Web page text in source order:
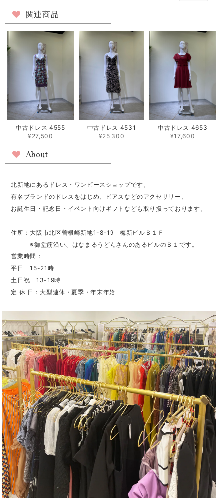
関連商品
中古ドレス 4555
¥27,500
中古ドレス 4531
¥25,300
中古ドレス 4653
¥17,600
About
北新地にあるドレス・ワンピースショップです。
有名ブランドのドレスをはじめ、ピアスなどのアクセサリー、
お誕生日・記念日・イベント向けギフトなども取り扱っております。
住所：大阪市北区曽根崎新地1-8-19 梅新ビルＢ１Ｆ
※御堂筋沿い、はなまるうどんさんのあるビルのＢ１です。
営業時間：
平日 15-21時
土日祝 13-19時
定 休 日：大型連休・夏季・年末年始